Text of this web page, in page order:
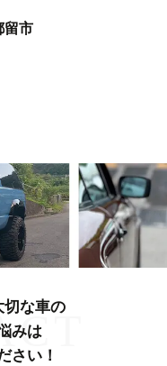
留市
切な車の
みは
さい！